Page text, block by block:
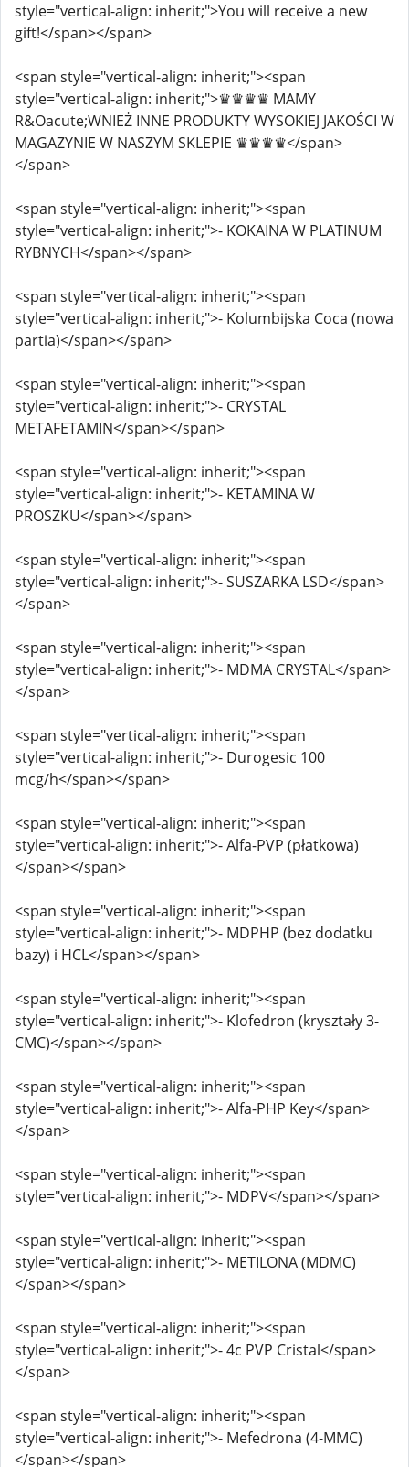
style="vertical-align: inherit;">You will receive a new
gift!</span></span>
<span style="vertical-align: inherit;"><span
style="vertical-align: inherit;">♛♛♛♛ MAMY
R&Oacute;WNIEŻ INNE PRODUKTY WYSOKIEJ JAKOŚCI W
MAGAZYNIE W NASZYM SKLEPIE ♛♛♛♛</span>
</span>
<span style="vertical-align: inherit;"><span
style="vertical-align: inherit;">- KOKAINA W PLATINUM
RYBNYCH</span></span>
<span style="vertical-align: inherit;"><span
style="vertical-align: inherit;">- Kolumbijska Coca (nowa
partia)</span></span>
<span style="vertical-align: inherit;"><span
style="vertical-align: inherit;">- CRYSTAL
METAFETAMIN</span></span>
<span style="vertical-align: inherit;"><span
style="vertical-align: inherit;">- KETAMINA W
PROSZKU</span></span>
<span style="vertical-align: inherit;"><span
style="vertical-align: inherit;">- SUSZARKA LSD</span>
</span>
<span style="vertical-align: inherit;"><span
style="vertical-align: inherit;">- MDMA CRYSTAL</span>
</span>
<span style="vertical-align: inherit;"><span
style="vertical-align: inherit;">- Durogesic 100
mcg/h</span></span>
<span style="vertical-align: inherit;"><span
style="vertical-align: inherit;">- Alfa-PVP (płatkowa)
</span></span>
<span style="vertical-align: inherit;"><span
style="vertical-align: inherit;">- MDPHP (bez dodatku
bazy) i HCL</span></span>
<span style="vertical-align: inherit;"><span
style="vertical-align: inherit;">- Klofedron (kryształy 3-
CMC)</span></span>
<span style="vertical-align: inherit;"><span
style="vertical-align: inherit;">- Alfa-PHP Key</span>
</span>
<span style="vertical-align: inherit;"><span
style="vertical-align: inherit;">- MDPV</span></span>
<span style="vertical-align: inherit;"><span
style="vertical-align: inherit;">- METILONA (MDMC)
</span></span>
<span style="vertical-align: inherit;"><span
style="vertical-align: inherit;">- 4c PVP Cristal</span>
</span>
<span style="vertical-align: inherit;"><span
style="vertical-align: inherit;">- Mefedrona (4-MMC)
</span></span>